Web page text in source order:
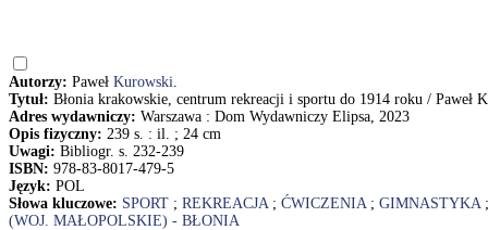
Autorzy: Paweł Kurowski.
Tytuł: Błonia krakowskie, centrum rekreacji i sportu do 1914 roku / Paweł
Adres wydawniczy: Warszawa : Dom Wydawniczy Elipsa, 2023
Opis fizyczny: 239 s. : il. ; 24 cm
Uwagi: Bibliogr. s. 232-239
ISBN: 978-83-8017-479-5
Język: POL
Słowa kluczowe: SPORT ; REKREACJA; ĆWICZENIA; GIMNASTYKA
(WOJ. MAŁOPOLSKIE) - BŁONIA